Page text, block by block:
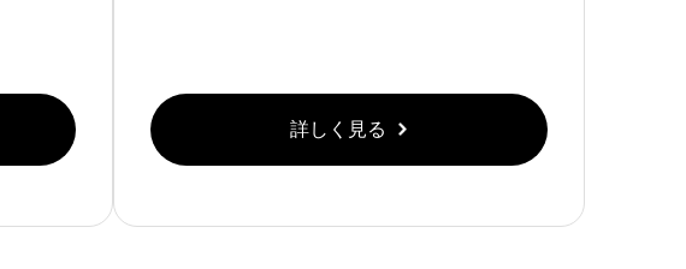
詳しく見る